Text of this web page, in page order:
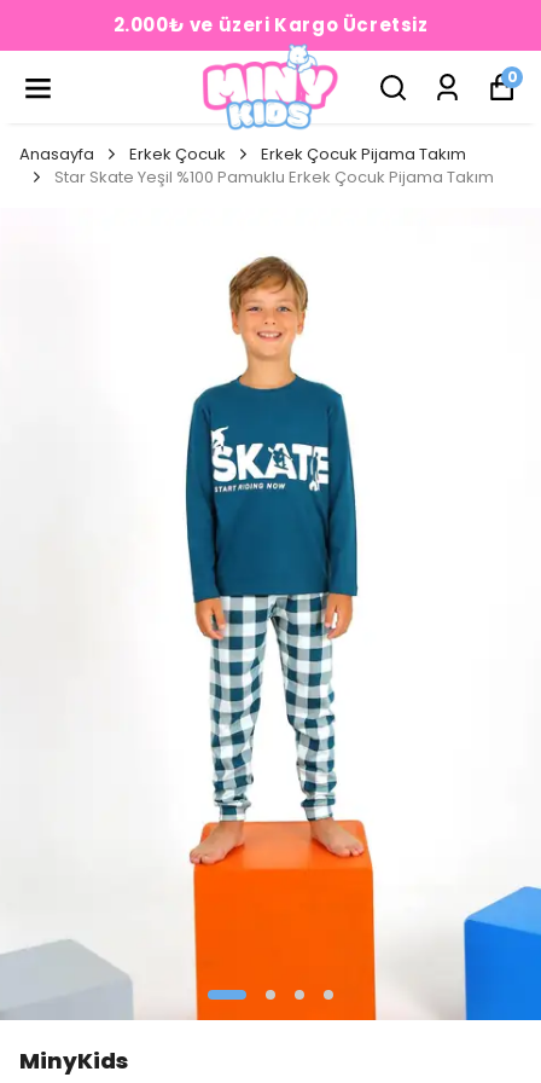
2.000₺ ve üzeri Kargo Ücretsiz
0
Anasayfa Erkek Çocuk
Erkek Çocuk Pijama Takım
Star Skate Yeşil %100 Pamuklu Erkek Çocuk Pijama Takım
MinyKids